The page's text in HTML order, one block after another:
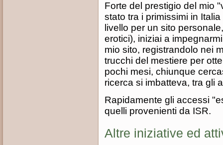
Forte del prestigio del mio
stato tra i primissimi in
livello per un sito
erotici), iniziai a
mio sito, registrandolo nei
trucchi del mestiere per
pochi mesi, chiunque
ricerca si imbatteva, tra gli
Rapidamente gli accessi
quelli provenienti da ISR.
Altre iniziative ed